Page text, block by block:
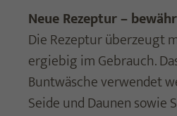
Neue Rezeptur –
Die Rezeptur überzeugt
ergiebig im Gebrauch.
Buntwäsche verwendet
Seide und Daunen